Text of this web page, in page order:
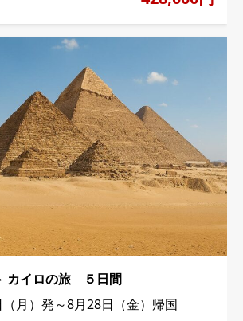
カイロの旅 ５日間
月）発～8月28日（金）帰国